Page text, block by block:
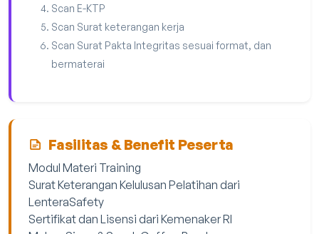
Scan E-KTP
Scan Surat keterangan kerja
Scan Surat Pakta Integritas sesuai format, dan
bermaterai
Fasilitas & Benefit Peserta
Modul Materi Training
Surat Keterangan Kelulusan Pelatihan dari
LenteraSafety
Sertifikat dan Lisensi dari Kemenaker RI